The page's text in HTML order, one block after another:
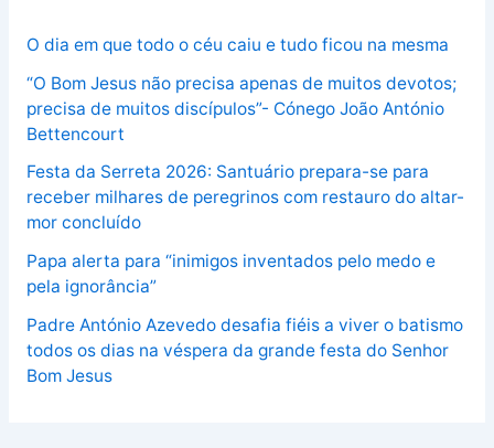
O dia em que todo o céu caiu e tudo ficou na mesma
“O Bom Jesus não precisa apenas de muitos devotos;
precisa de muitos discípulos”- Cónego João António
Bettencourt
Festa da Serreta 2026: Santuário prepara-se para
receber milhares de peregrinos com restauro do altar-
mor concluído
Papa alerta para “inimigos inventados pelo medo e
pela ignorância”
Padre António Azevedo desafia fiéis a viver o batismo
todos os dias na véspera da grande festa do Senhor
Bom Jesus